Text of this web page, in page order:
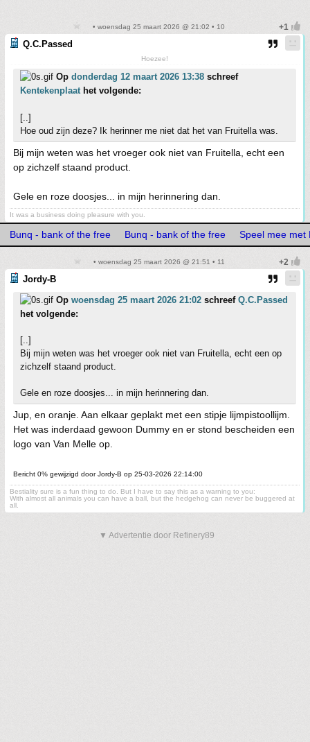
• woensdag 25 maart 2026 @ 21:02 • 10
Q.C.Passed
Hoezee!
Op donderdag 12 maart 2026 13:38 schreef
Kentekenplaathet volgende:
[..]
Hoe oud zijn deze? Ik herinner me niet dat het van Fruitella was.
Bij mijn weten was het vroeger ook niet van Fruitella, echt een
op zichzelf staand product.
Gele en roze doosjes... in mijn herinnering dan.
It was a business doing pleasure with you.
Bunq - bank of the free Bunq - bank of the free Speel mee met
• woensdag 25 maart 2026 @ 21:51 • 11
Jordy-B
Op woensdag 25 maart 2026 21:02 schreef Q.C.Passed
het volgende:
[..]
Bij mijn weten was het vroeger ook niet van Fruitella, echt een op
zichzelf staand product.
Gele en roze doosjes... in mijn herinnering dan.
Jup, en oranje. Aan elkaar geplakt met een stipje lijmpistoollijm.
Het was inderdaad gewoon Dummy en er stond bescheiden een
logo van Van Melle op.
Bericht 0% gewijzigd door Jordy-B op 25-03-2026 22:14:00
Bestiality sure is a fun thing to do. But I have to say this as a warning to you:
With almost all animals you can have a ball, but the hedgehog can never be buggered at
all.
▼ Advertentie door Refinery89